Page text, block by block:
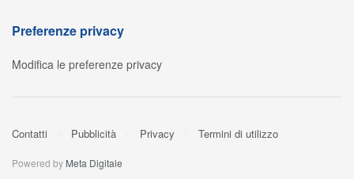
Preferenze privacy
Modifica le preferenze privacy
Contatti Pubblicità Privacy Termini di utilizzo
Powered by Meta Digitale